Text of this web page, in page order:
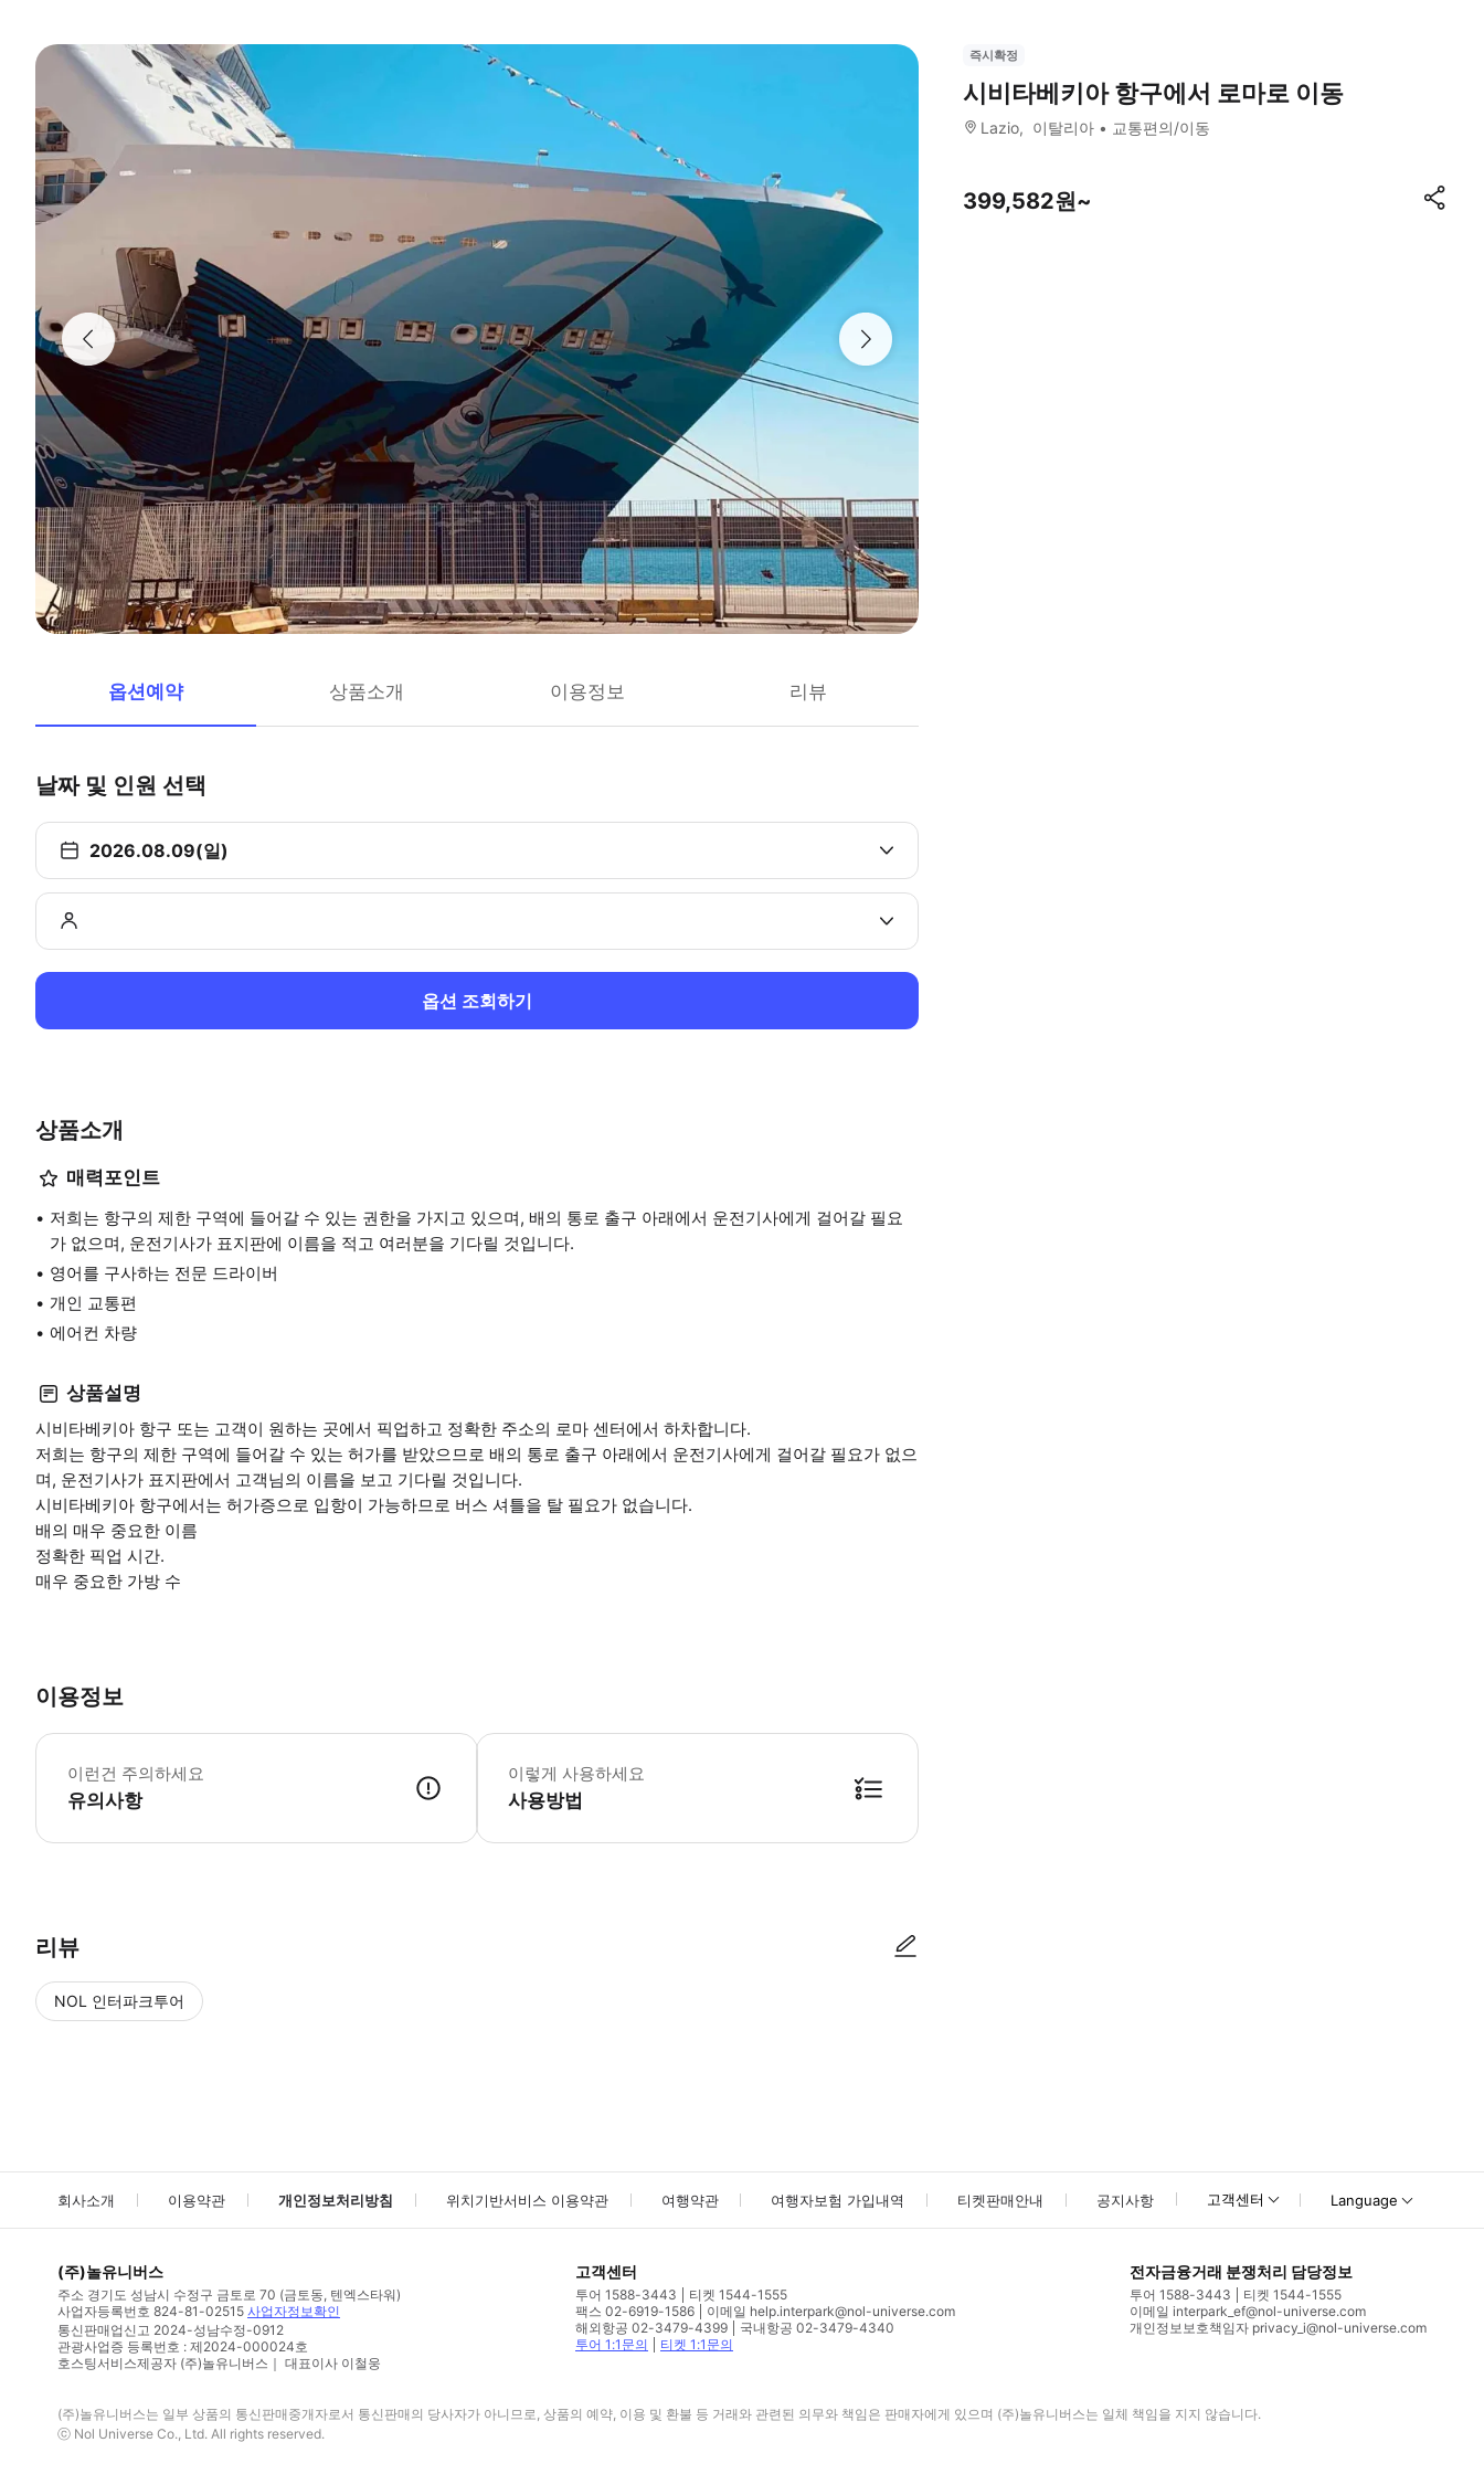
옵션예약 상품소개 이용정보 리뷰
날짜 및 인원 선택
2026.08.09(일)
옵션 조회하기
상품소개
매력포인트
저희는 항구의 제한 구역에 들어갈 수 있는 권한을 가지고 있으며, 배의 통로 출구 아래에서 운전기사에게 걸어갈 필요
가 없으며, 운전기사가 표지판에 이름을 적고 여러분을 기다릴 것입니다.
영어를 구사하는 전문 드라이버
개인 교통편
에어컨 차량
상품설명
시비타베키아 항구 또는 고객이 원하는 곳에서 픽업하고 정확한 주소의 로마 센터에서 하차합니다.
저희는 항구의 제한 구역에 들어갈 수 있는 허가를 받았으므로 배의 통로 출구 아래에서 운전기사에게 걸어갈 필요가 없으
며, 운전기사가 표지판에서 고객님의 이름을 보고 기다릴 것입니다.
시비타베키아 항구에서는 허가증으로 입항이 가능하므로 버스 셔틀을 탈 필요가 없습니다.
배의 매우 중요한 이름
정확한 픽업 시간.
매우 중요한 가방 수
이용정보
이런건 주의하세요
유의사항
이렇게 사용하세요
사용방법
리뷰
NOL 인터파크투어
즉시확정
시비타베키아 항구에서 로마로 이동
Lazio 이탈리아 교통편의/이동
399,582원~
회사소개 이용약관 개인정보처리방침 위치기반서비스 이용약관 여행약관 여행자보험 가입내역 티켓판매안내 공지사항 고객센터 Language
(주)놀유니버스
주소 경기도 성남시 수정구 금토로 70 (금토동, 텐엑스타워)
사업자등록번호 824-81-02515 사업자정보확인
통신판매업신고 2024-성남수정-0912
관광사업증 등록번호 : 제2024-000024호
호스팅서비스제공자 (주)놀유니버스｜ 대표이사 이철웅
고객센터
투어 1588-3443
티켓 1544-1555
팩스 02-6919-1586
이메일 help.interpark@nol-universe.com
해외항공 02-3479-4399
국내항공 02-3479-4340
투어 1:1문의
티켓 1:1문의
전자금융거래 분쟁처리 담당정보
투어 1588-3443
티켓 1544-1555
이메일 interpark_ef@nol-universe.com
개인정보보호책임자 privacy_i@nol-universe.com
(주)놀유니버스는 일부 상품의 통신판매중개자로서 통신판매의 당사자가 아니므로, 상품의 예약, 이용 및 환불 등 거래와 관련된 의무와 책임은 판매자에게 있으며 (주)놀유니버스는 일체 책임을 지지 않습니다.
ⓒ Nol Universe Co., Ltd. All rights reserved.